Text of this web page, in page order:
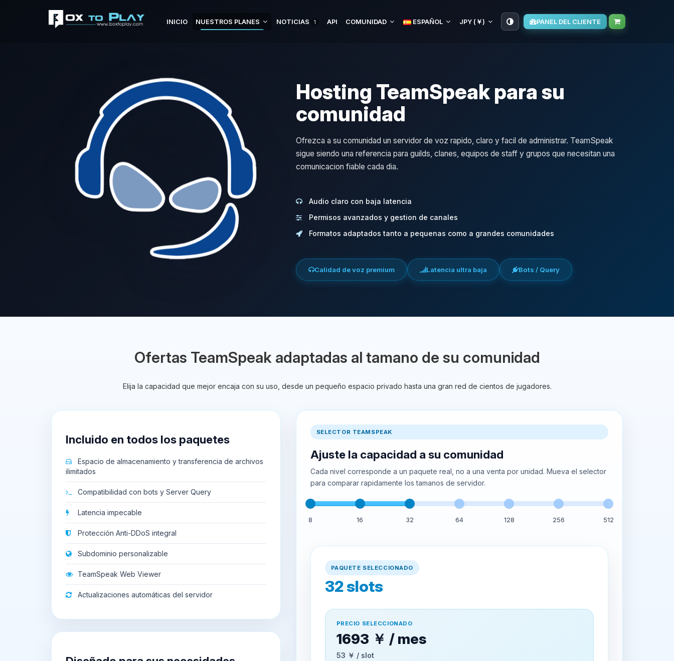
INICIO NUESTROS PLANES NOTICIAS 1 API COMUNIDAD ESPAÑOL JPY (￥) PANEL DEL CLIENTE
Hosting TeamSpeak para su
comunidad
Ofrezca a su comunidad un servidor de voz rapido, claro y facil de administrar. TeamSpeak
sigue siendo una referencia para guilds, clanes, equipos de staff y grupos que necesitan una
comunicacion fiable cada dia.
Audio claro con baja latencia
Permisos avanzados y gestion de canales
Formatos adaptados tanto a pequenas como a grandes comunidades
Calidad de voz premium Latencia ultra baja Bots / Query
Ofertas TeamSpeak adaptadas al tamano de su comunidad
Elija la capacidad que mejor encaja con su uso, desde un pequeño espacio privado hasta una gran red de cientos de jugadores.
Incluido en todos los paquetes
Espacio de almacenamiento y transferencia de archivos
ilimitados
Compatibilidad con bots y Server Query
Latencia impecable
Protección Anti-DDoS integral
Subdominio personalizable
TeamSpeak Web Viewer
Actualizaciones automáticas del servidor
SELECTOR TEAMSPEAK
Ajuste la capacidad a su comunidad
Cada nivel corresponde a un paquete real, no a una venta por unidad. Mueva el selector
para comparar rapidamente los tamanos de servidor.
8 16 32 64 128 256 512
PAQUETE SELECCIONADO
32slots
PRECIO SELECCIONADO
1693 ￥ / mes
53 ￥ / slot